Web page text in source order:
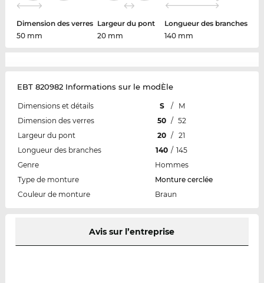
Dimension des verres
50 mm
Largeur du pont
20 mm
Longueur des branches
140 mm
EBT 820982 Informations sur le modÈle
Dimensions et détails S /
M
Dimension des verres
50 / 52
Largeur du pont
20 /
21
Longueur des branches
140 / 145
Genre
Hommes
Type de monture
Monture cerclée
Couleur de monture
Braun
Avis sur l’entreprise